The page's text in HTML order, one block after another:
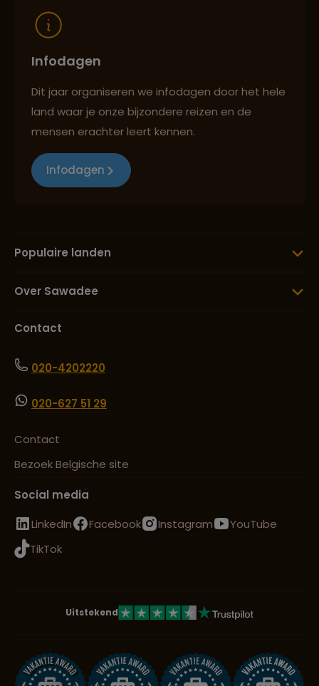
Infodagen
Dit jaar organiseren we infodagen door het hele
land waar je onze bijzondere reizen en de
mensen erachter leert kennen.
Infodagen
Populaire landen
Over Sawadee
Contact
020-4202220
020-627 51 29
Contact
Bezoek Belgische site
Social media
LinkedIn
Facebook Instagram
YouTube
TikTok
Uitstekend